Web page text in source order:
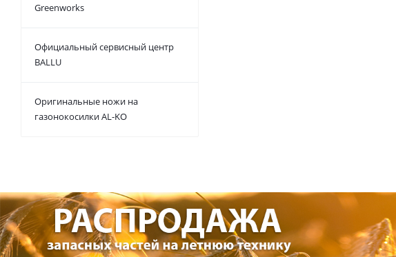
Greenworks
Официальный сервисный центр
BALLU
Оригинальные ножи на
газонокосилки AL-KO